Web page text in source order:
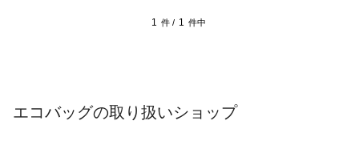
1 件 / 1 件中
エコバッグの取り扱いショップ